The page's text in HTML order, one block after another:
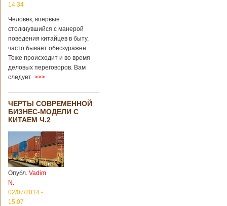
14:34
Человек, впервые
столкнувшийся с манерой
поведения китайцев в быту,
часто бывает обескуражен.
Тоже происходит и во время
деловых переговоров. Вам
следует >>>
ЧЕРТЫ СОВРЕМЕННОЙ
БИЗНЕС-МОДЕЛИ С
КИТАЕМ Ч.2
Опубл. Vadim
N.
02/07/2014 -
15:07